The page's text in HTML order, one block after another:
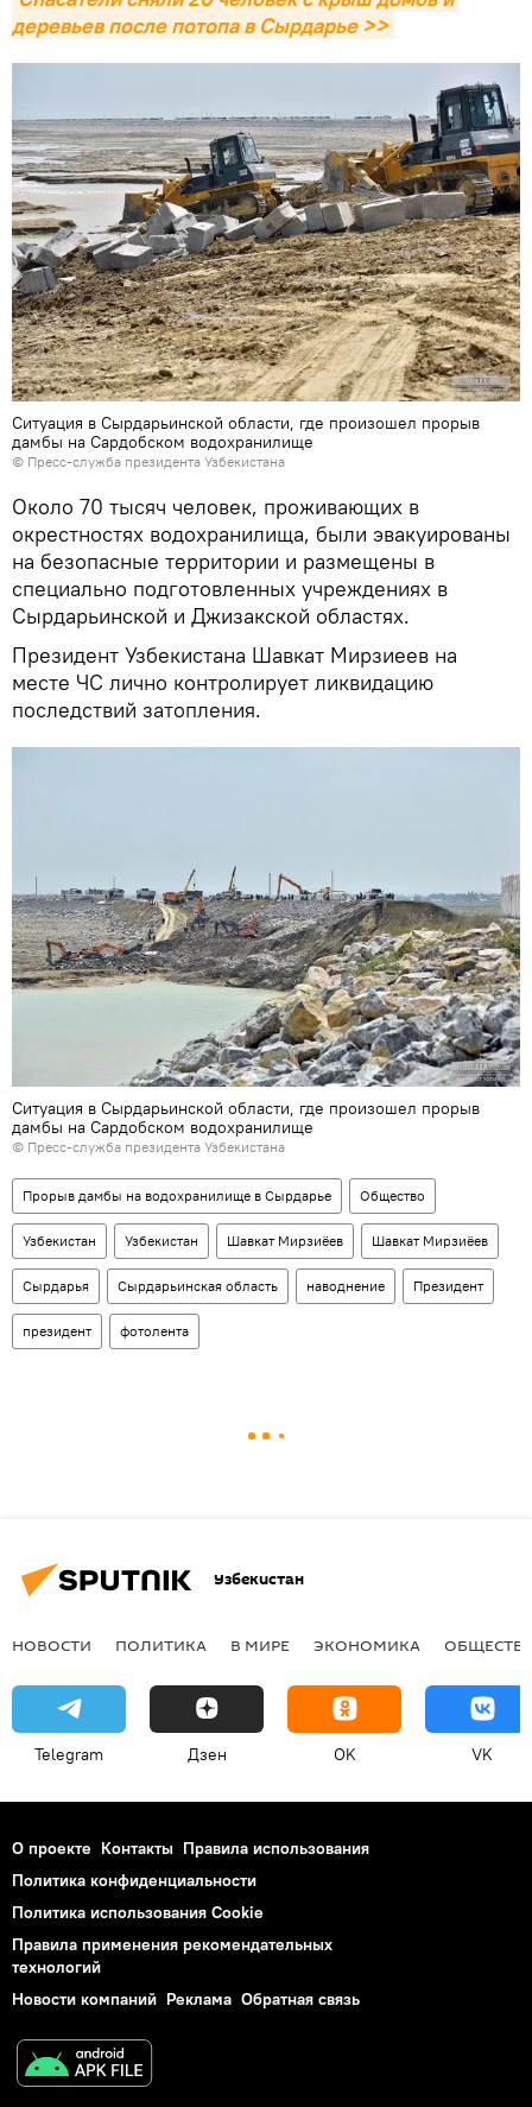
деревьев после потопа в Сырдарье >>
Ситуация в Сырдарьинской области, где произошел прорыв
дамбы на Сардобском водохранилище
© Пресс-служба президента Узбекистана
Около 70 тысяч человек, проживающих в
окрестностях водохранилища, были эвакуированы
на безопасные территории и размещены в
специально подготовленных учреждениях в
Сырдарьинской и Джизакской областях.
Президент Узбекистана Шавкат Мирзиеев на
месте ЧС лично контролирует ликвидацию
последствий затопления.
Ситуация в Сырдарьинской области, где произошел прорыв
дамбы на Сардобском водохранилище
© Пресс-служба президента Узбекистана
Прорыв дамбы на водохранилище в Сырдарье Общество
Узбекистан Узбекистан Шавкат Мирзиёев Шавкат Мирзиёев
Сырдарья Сырдарьинская область наводнение Президент
президент фотолента
Узбекистан
НОВОСТИ ПОЛИТИКА В МИРЕ ЭКОНОМИКА
Telegram Дзен OK VK
О проекте Контакты Правила использования
Политика конфиденциальности
Политика использования Cookie
Правила применения рекомендательных
технологий
Новости компаний Реклама Обратная связь